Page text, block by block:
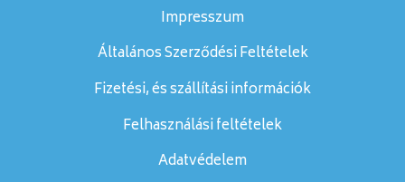
Impresszum
Általános Szerződési Feltételek
Fizetési, és szállítási információk
Felhasználási feltételek
Adatvédelem